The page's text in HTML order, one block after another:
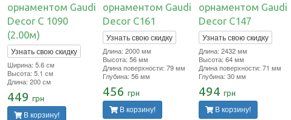
орнаментом Gaudi
Decor C 1090
(2.00м)
Узнать свою скидку
Ширина: 5.6 см
Высота: 5.1 см
Длина: 200 см
449 грн
В корзину!
орнаментом Gaudi
Decor C161
Узнать свою скидку
Длина: 2000 мм
Высота: 56 мм
Длина поверхности: 79 мм
Глубина: 56 мм
456 грн
В корзину!
орнаментом Gaudi
Decor C147
Узнать свою скидку
Длина: 2432 мм
Высота: 64 мм
Длина поверхности: 71 мм
Глубина: 30 мм
494 грн
В корзину!